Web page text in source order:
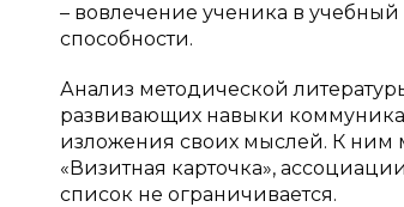
– вовлечение ученика в учебный
способности.
Анализ методической
развивающих навыки
изложения своих мыслей. К ним
«Визитная карточка»,
список не ограничивается.